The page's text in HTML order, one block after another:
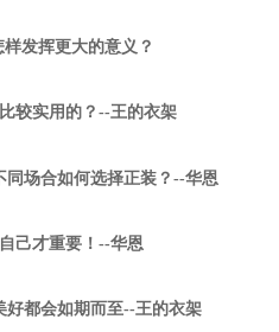
发挥更大的意义？
较实用的？--王的衣架
场合如何选择正装？--华恩
己才重要！--华恩
好都会如期而至--王的衣架